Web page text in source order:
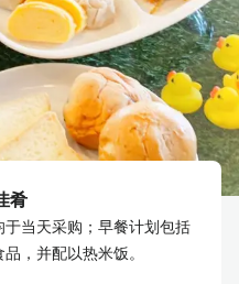
肴
当天采购；早餐计划包括
，并配以热米饭。